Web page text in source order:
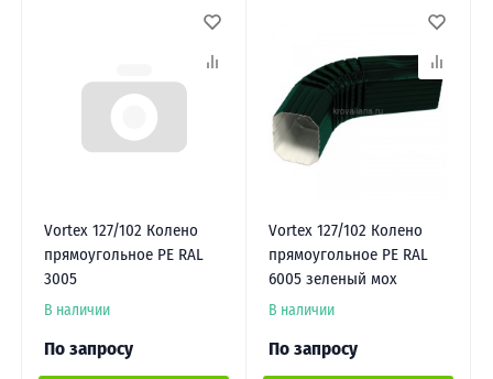
Vortex 127/102 Колено
прямоугольное PE RAL
3005
В наличии
По запросу
Vortex 127/102 Колено
прямоугольное PE RAL
6005 зеленый мох
В наличии
По запросу